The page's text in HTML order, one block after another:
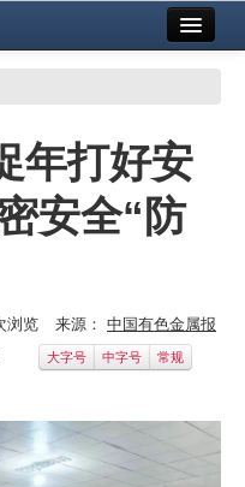
年打好安
安全“防
浏览 来源： 中国有色金属报
大字号 中字号 常规